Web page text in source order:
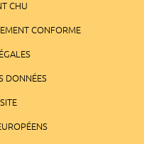
CHU
CONFORME
DONNÉES